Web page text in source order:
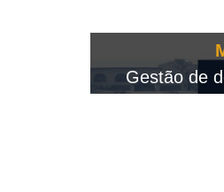
Gestão de